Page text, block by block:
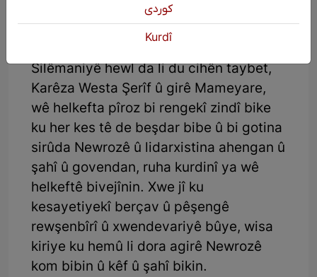
zêdetirî sed salan e tê gotin û çi kurdek
nîne ku nebihîstibe, bi rêka ziman ew
Silêmaniyê hewl da li du cihên taybet,
Karêza Westa Şerîf û girê Mameyare,
wê helkefta pîroz bi rengekî zindî bike
ku her kes tê de beşdar bibe û bi gotina
sirûda Newrozê û lidarxistina ahengan û
şahî û govendan, ruha kurdinî ya wê
helkeftê bivejînin. Xwe jî ku
kesayetiyekî berçav û pêşengê
rewşenbîrî û xwendevariyê bûye, wisa
kiriye ku hemû li dora agirê Newrozê
kom bibin û kêf û şahî bikin.
كوردی
Kurdî